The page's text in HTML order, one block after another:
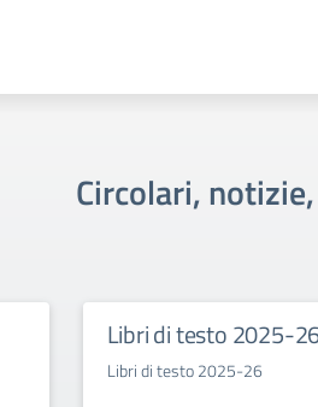
Circolari,
Libri di testo 2025-
Libri di testo 2025-26